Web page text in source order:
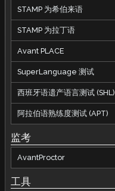
STAMP 为希伯来语
STAMP 为拉丁语
Avant PLACE
SuperLanguage 测试
西班牙语遗产语言测试 (SHL)
阿拉伯语熟练度测试 (APT)
监考
AvantProctor
工具